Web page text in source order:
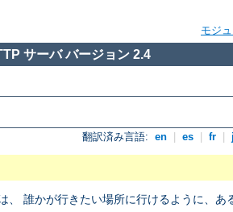
モジ
サーバ バージョン 2.4
翻訳済み言語: en es fr
、 誰かが行きたい場所に行けるように、あ